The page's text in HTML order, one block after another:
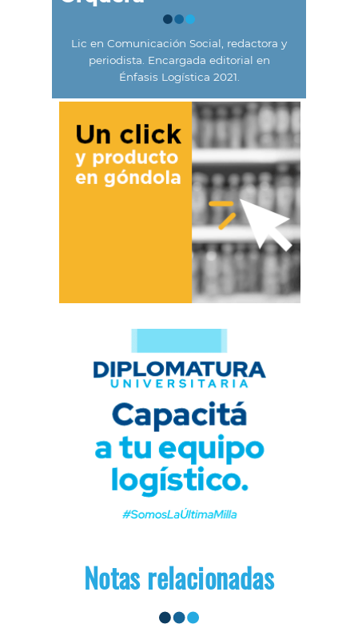
Lic en Comunicación Social, redactora y
periodista. Encargada editorial en
Énfasis Logística 2021.
Notas relacionadas